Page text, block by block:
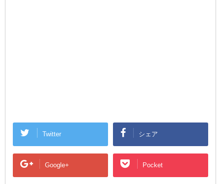
Twitter シェア
Google+ Pocket